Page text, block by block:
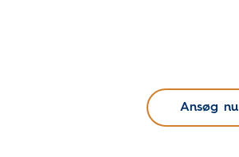
Ansøg nu